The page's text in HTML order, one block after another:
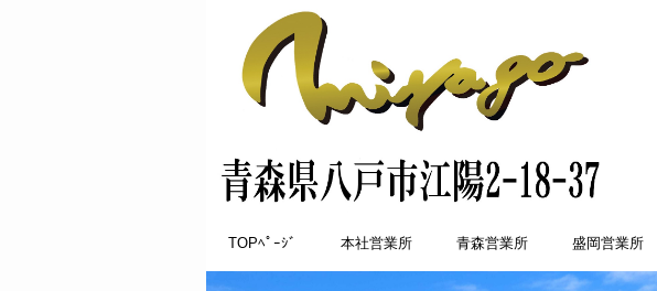
TOPﾍﾟｰｼﾞ 本社営業所 青森営業所 盛岡営業所